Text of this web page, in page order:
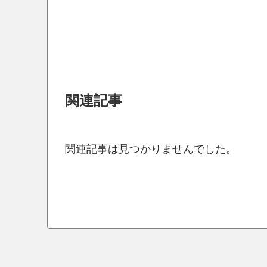
関連記事
関連記事は見つかりませんでした。